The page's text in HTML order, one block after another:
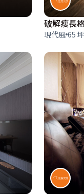
破解瘦長
現代風 65 坪